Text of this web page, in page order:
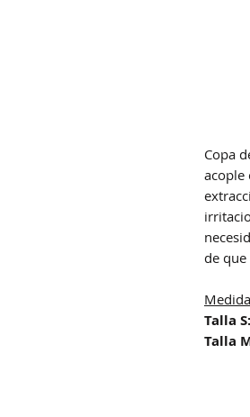
Copa
acople
de
Talla S:
Talla